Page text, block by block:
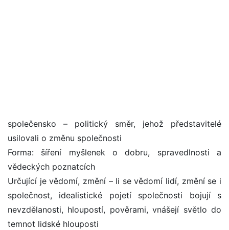
společensko – politický směr, jehož představitelé
usilovali o změnu společnosti
Forma: šíření myšlenek o dobru, spravedlnosti a
vědeckých poznatcích
Určující je vědomí, změní – li se vědomí lidí, změní se i
společnost, idealistické pojetí společnosti bojují s
nevzdělanosti, hloupostí, pověrami, vnášejí světlo do
temnot lidské hlouposti